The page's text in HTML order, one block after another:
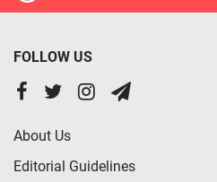
FOLLOW US
About Us
Editorial Guidelines